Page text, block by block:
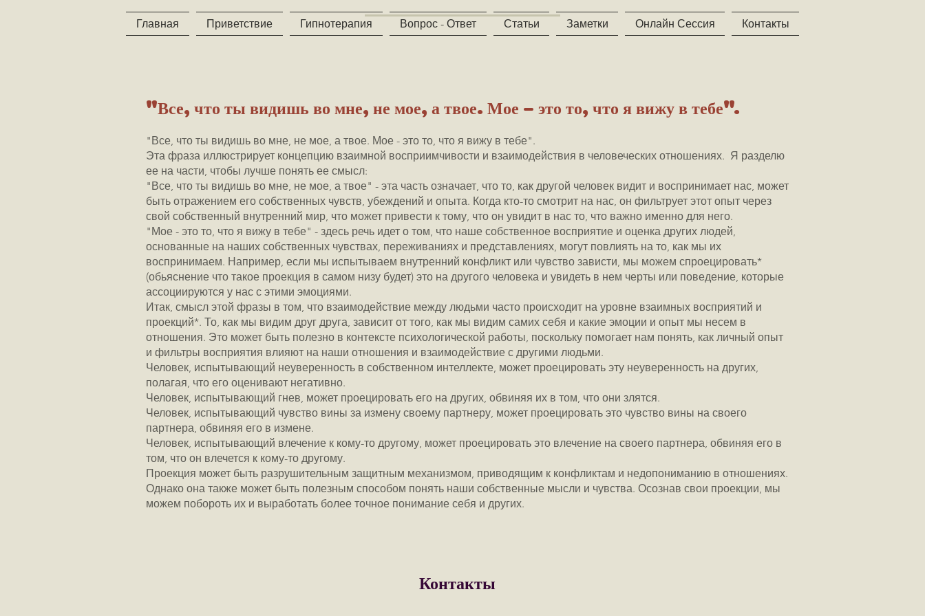
Главная Приветствие Гипнотерапия Вопрос - Ответ Статьи Заметки Онлайн Сессия Контакты
"Все, что ты видишь во мне, не мое, а твое. Мое - это то, что я вижу в тебе".
"Все, что ты видишь во мне, не мое, а твое. Мое - это то, что я вижу в тебе".
Эта фраза иллюстрирует концепцию взаимной восприимчивости и взаимодействия в человеческих отношениях. Я разделю
ее на части, чтобы лучше понять ее смысл:
"Все, что ты видишь во мне, не мое, а твое" - эта часть означает, что то, как другой человек видит и воспринимает нас, может
быть отражением его собственных чувств, убеждений и опыта. Когда кто-то смотрит на нас, он фильтрует этот опыт через
свой собственный внутренний мир, что может привести к тому, что он увидит в нас то, что важно именно для него.
"Мое - это то, что я вижу в тебе" - здесь речь идет о том, что наше собственное восприятие и оценка других людей,
основанные на наших собственных чувствах, переживаниях и представлениях, могут повлиять на то, как мы их
воспринимаем. Например, если мы испытываем внутренний конфликт или чувство зависти, мы можем спроецировать*
(обьяснение что такое проекция в самом низу будет) это на другого человека и увидеть в нем черты или поведение, которые
ассоциируются у нас с этими эмоциями.
Итак, смысл этой фразы в том, что взаимодействие между людьми часто происходит на уровне взаимных восприятий и
проекций*. То, как мы видим друг друга, зависит от того, как мы видим самих себя и какие эмоции и опыт мы несем в
отношения. Это может быть полезно в контексте психологической работы, поскольку помогает нам понять, как личный опыт
и фильтры восприятия влияют на наши отношения и взаимодействие с другими людьми.
Человек, испытывающий неуверенность в собственном интеллекте, может проецировать эту неуверенность на других,
полагая, что его оценивают негативно.
Человек, испытывающий гнев, может проецировать его на других, обвиняя их в том, что они злятся.
Человек, испытывающий чувство вины за измену своему партнеру, может проецировать это чувство вины на своего
партнера, обвиняя его в измене.
Человек, испытывающий влечение к кому-то другому, может проецировать это влечение на своего партнера, обвиняя его в
том, что он влечется к кому-то другому.
Проекция может быть разрушительным защитным механизмом, приводящим к конфликтам и недопониманию в отношениях.
Однако она также может быть полезным способом понять наши собственные мысли и чувства. Осознав свои проекции, мы
можем побороть их и выработать более точное понимание себя и других.
Контакты